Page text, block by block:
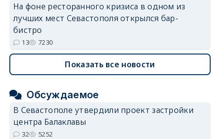
На фоне ресторанного кризиса в одном из
лучших мест Севастополя открылся бар-
бистро
13 7230
Показать все новости
Обсуждаемое
В Севастополе утвердили проект застройки
центра Балаклавы
32 5252